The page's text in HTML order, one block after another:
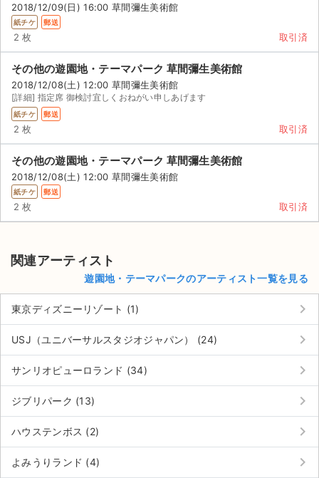
2018/12/09(日) 16:00 草間彌生美術館
紙チケ 郵送
2 枚 取引済
その他の遊園地・テーマパーク 草間彌生美術館
2018/12/08(土) 12:00 草間彌生美術館
[詳細] 指定席 御検討宜しくおねがい申しあげます
紙チケ 郵送
2 枚 取引済
その他の遊園地・テーマパーク 草間彌生美術館
2018/12/08(土) 12:00 草間彌生美術館
紙チケ 郵送
2 枚 取引済
関連アーティスト
遊園地・テーマパークのアーティスト一覧を見る
東京ディズニーリゾート (1) keyboard_arrow_right
USJ（ユニバーサルスタジオジャパン） (24) keyboard_arrow_right
サンリオピューロランド (34) keyboard_arrow_right
ジブリパーク (13) keyboard_arrow_right
ハウステンボス (2) keyboard_arrow_right
よみうりランド (4) keyboard_arrow_right